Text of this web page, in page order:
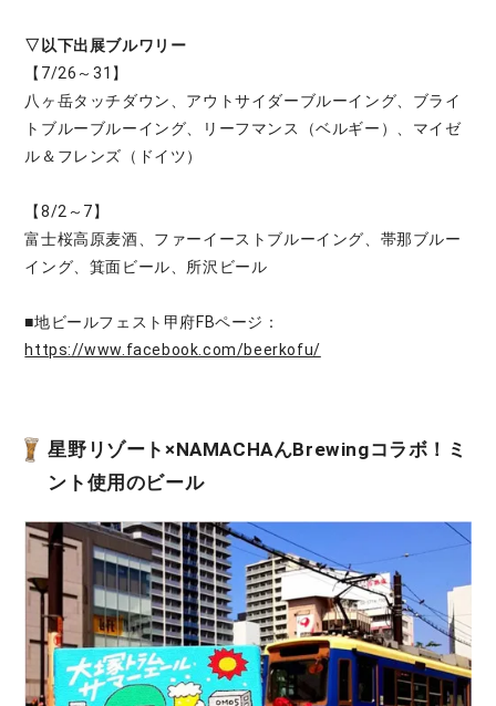
▽以下出展ブルワリー
【7/26～31】
八ヶ岳タッチダウン、アウトサイダーブルーイング、ブライ
トブルーブルーイング、リーフマンス（ベルギー）、マイゼ
ル＆フレンズ（ドイツ）
【8/2～7】
富士桜高原麦酒、ファーイーストブルーイング、帯那ブルー
イング、箕面ビール、所沢ビール
■地ビールフェスト甲府FBページ：
https://www.facebook.com/beerkofu/
星野リゾート×NAMACHAんBrewingコラボ！ミ
ント使用のビール